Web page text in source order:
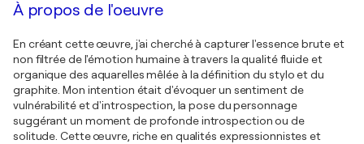
À propos de l'oeuvre
En créant cette œuvre, j'ai cherché à capturer l'essence brute et
non filtrée de l'émotion humaine à travers la qualité fluide et
organique des aquarelles mêlée à la définition du stylo et du
graphite. Mon intention était d'évoquer un sentiment de
vulnérabilité et d'introspection, la pose du personnage
suggérant un moment de profonde introspection ou de
solitude. Cette œuvre, riche en qualités expressionnistes et